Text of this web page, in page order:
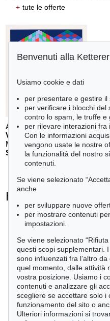
+ tute le offerte
Auction 610 - Lot 126000130
V. VASARELY
Mappe Vasarely, Texte Otto Hahn , 1988
Stima:€ 4,000
Heinz Mack -
tute le offerte
Benvenuti alla
Usiamo cookie e dati
per presentare e gestire il
per verificare i blocchi
contro lo spam, le truffe e
per rilevare interazioni fra
Con le informazioni
vengono usate le nostre
la funzionalità del nostro
contenuti.
Se viene selezionato
anche
per sviluppare nuove
per mostrare contenuti
impostazioni.
Se viene selezionato
questi scopi supplementari.
sono influenzati fra l’altro
quel momento, dalle attività
vostra posizione. Usiamo i
contenuti e analizzare gli
scegliere se accettare solo i
funzionamento del sito o
Ulteriori informazioni si